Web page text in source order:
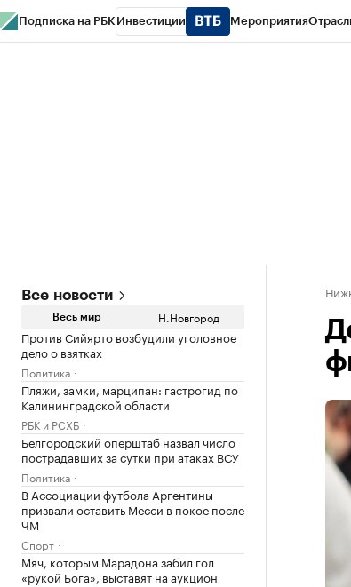
Подписка на РБК Инвестиции Мероприятия
Все новости
Весь мир Н.Новгород
Против Сийярто возбудили уголовное
дело о взятках
Политика
Пляжи, замки, марципан: гастрогид по
Калининградской области
РБК и РСХБ
Белгородский оперштаб назвал число
пострадавших за сутки при атаках ВСУ
Политика
В Ассоциации футбола Аргентины
призвали оставить Месси в покое после
ЧМ
Спорт
Мяч, которым Марадона забил гол
«рукой Бога», выставят на аукцион